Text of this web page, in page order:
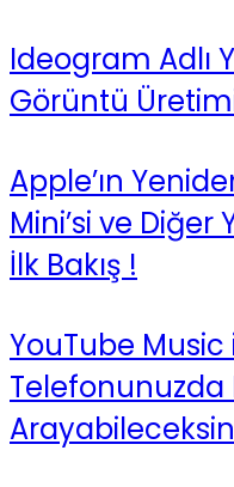
Ideogram Adlı
Görüntü
Apple’ın
Mini’si ve
İlk Bakış !
YouTube
Telefonunuzda